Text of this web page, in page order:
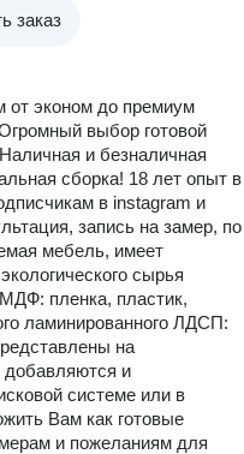
заказ
от эконом до премиум
выбор готовой
и безналичная
сборка! 18 лет опыт в
в instagram и
запись на замер, по
мебель, имеет
сырья
пленка, пластик,
ламинированного ЛДСП:
на
добавляются и
системе или в
Вам как готовые
и пожеланиям для